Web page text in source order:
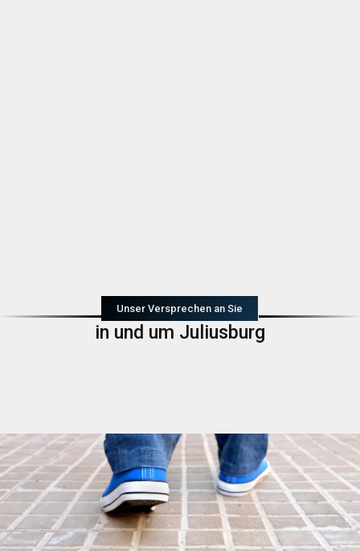
Unser Versprechen an Sie
in und um Juliusburg